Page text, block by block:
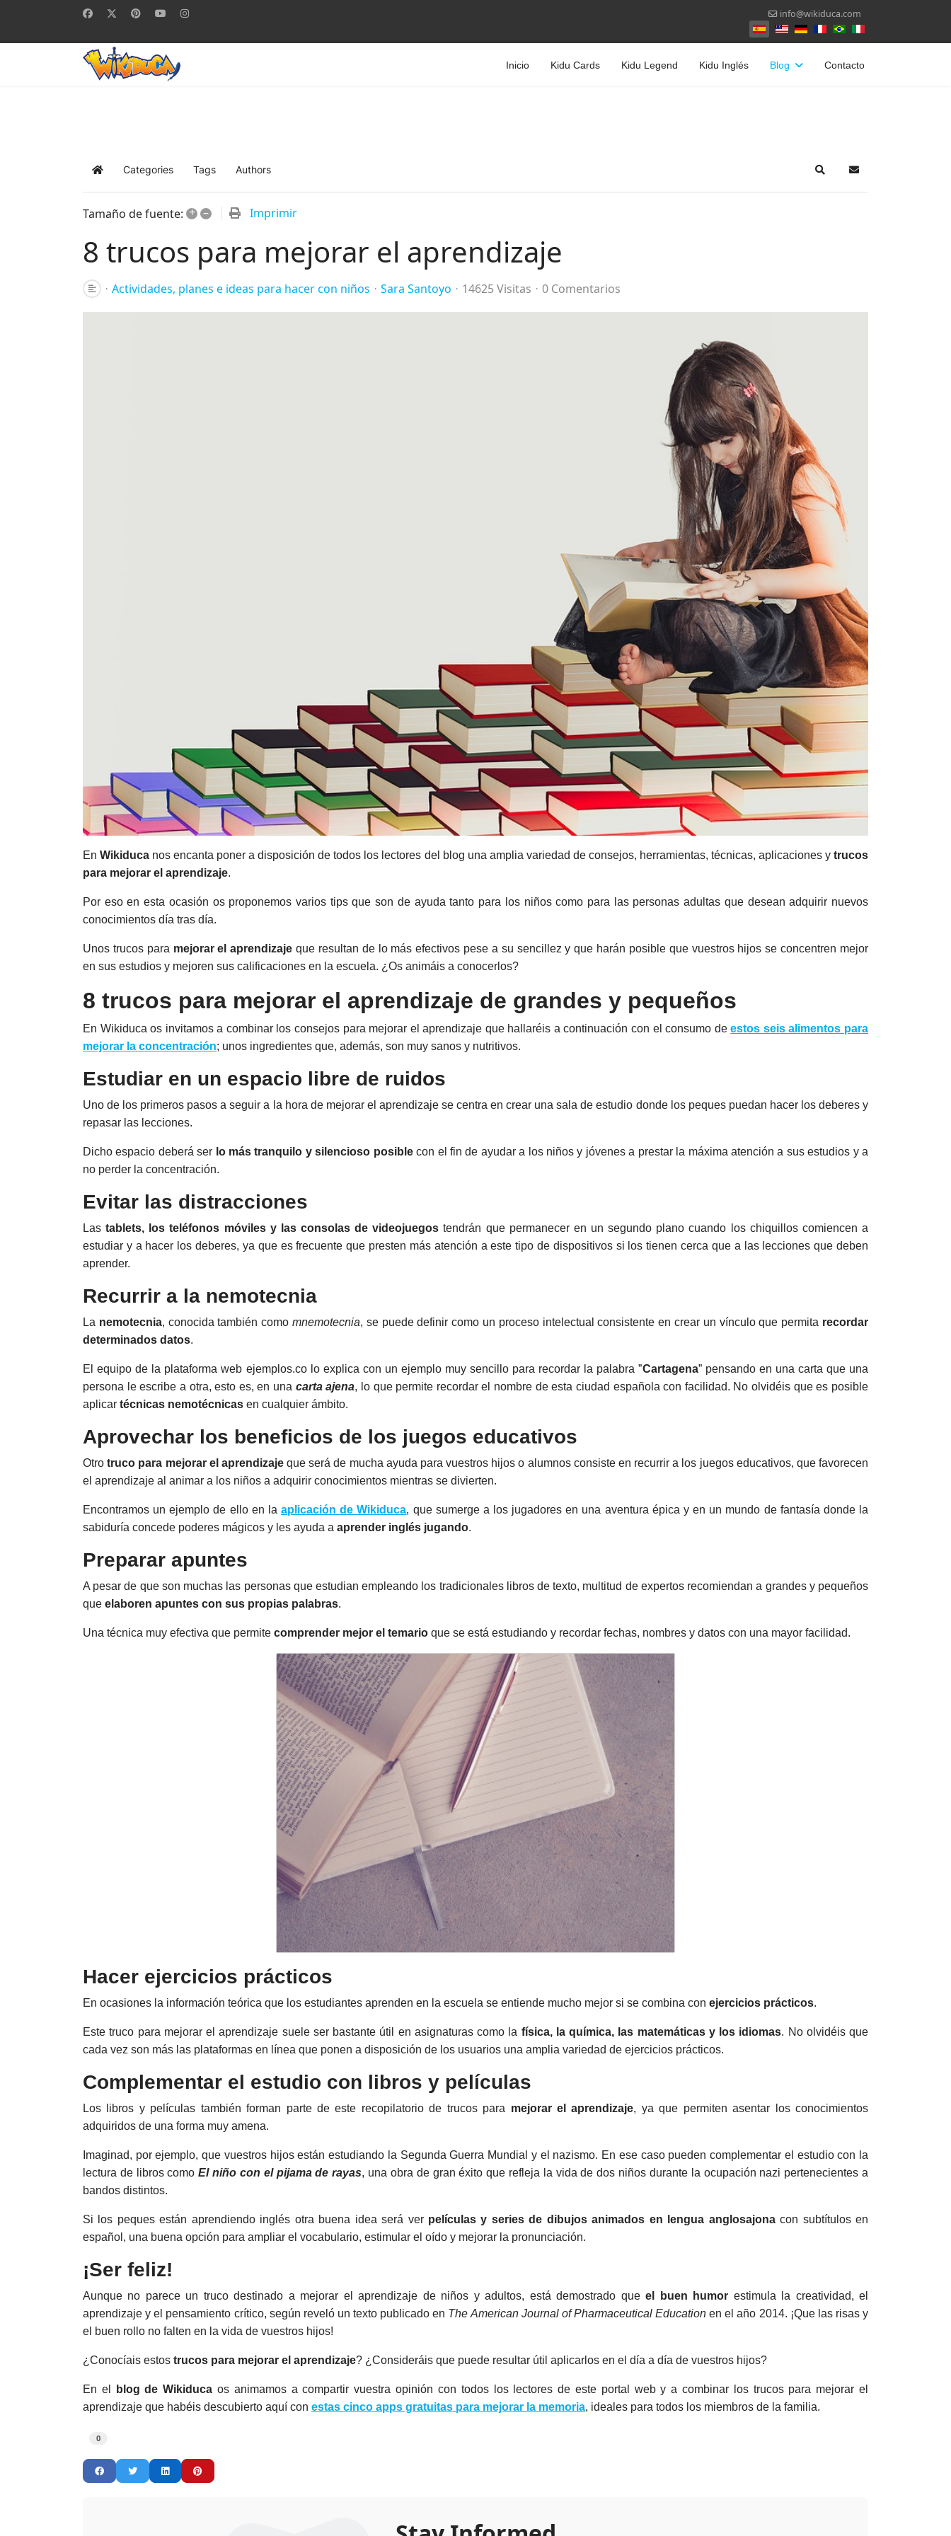
info@wikiduca.com
Seleccione su idioma
Inicio Kidu Cards Kidu Legend Kidu Inglés Blog Contacto
Home Categories Tags Authors SearchSuscribirse a las
Tamaño de fuente: + – Imprimir
8 trucos para mejorar el aprendizaje
Actividades, planes e ideas para hacer con niños Sara Santoyo 14625 Visitas 0 Comentarios
EnWikiduca nos encanta poner a disposición de todos los lectores del blog una amplia variedad de consejos, herramientas, técnicas, aplicaciones ytrucos
para mejorar el aprendizaje.
Por eso en esta ocasión os proponemos varios tips que son de ayuda tanto para los niños como para las personas adultas que desean adquirir nuevos
conocimientos día tras día.
Unos trucos para mejorar el aprendizaje que resultan de lo más efectivos pese a su sencillez y que harán posible que vuestros hijos se concentren mejor
en sus estudios y mejoren sus calificaciones en la escuela. ¿Os animáis a conocerlos?
8 trucos para mejorar el aprendizaje de grandes y pequeños
En Wikiduca os invitamos a combinar los consejos para mejorar el aprendizaje que hallaréis a continuación con el consumo deestos seis alimentos para
mejorar la concentración; unos ingredientes que, además, son muy sanos y nutritivos.
Estudiar en un espacio libre de ruidos
Uno de los primeros pasos a seguir a la hora de mejorar el aprendizaje se centra en crear una sala de estudio donde los peques puedan hacer los deberes y
repasar las lecciones.
Dicho espacio deberá ser lo más tranquilo y silencioso posiblecon el fin de ayudar a los niños y jóvenes a prestar la máxima atención a sus estudios y a
no perder la concentración.
Evitar las distracciones
Lastablets, los teléfonos móviles y las consolas de videojuegos tendrán que permanecer en un segundo plano cuando los chiquillos comiencen a
estudiar y a hacer los deberes, ya que es frecuente que presten más atención a este tipo de dispositivos si los tienen cerca que a las lecciones que deben
aprender.
Recurrir a la nemotecnia
La nemotecnia, conocida también comomnemotecnia, se puede definir como un proceso intelectual consistente en crear un vínculo que permita recordar
determinados datos.
El equipo de la plataforma web ejemplos.co lo explica con un ejemplo muy sencillo para recordar la palabra ”Cartagena” pensando en una carta que una
persona le escribe a otra, esto es, en una carta ajena, lo que permite recordar el nombre de esta ciudad española con facilidad. No olvidéis que es posible
aplicar técnicas nemotécnicas en cualquier ámbito.
Aprovechar los beneficios de los juegos educativos
Otrotruco para mejorar el aprendizajeque será de mucha ayuda para vuestros hijos o alumnos consiste en recurrir a los juegos educativos, que favorecen
el aprendizaje al animar a los niños a adquirir conocimientos mientras se divierten.
Encontramos un ejemplo de ello en laaplicación de Wikiduca, que sumerge a los jugadores en una aventura épica y en un mundo de fantasía donde la
sabiduría concede poderes mágicos y les ayuda a aprender inglés jugando.
Preparar apuntes
A pesar de que son muchas las personas que estudian empleando los tradicionales libros de texto, multitud de expertos recomiendan a grandes y pequeños
que elaboren apuntes con sus propias palabras.
Una técnica muy efectiva que permite comprender mejor el temario que se está estudiando y recordar fechas, nombres y datos con una mayor facilidad.
Hacer ejercicios prácticos
En ocasiones la información teórica que los estudiantes aprenden en la escuela se entiende mucho mejor si se combina con ejercicios prácticos.
Este truco para mejorar el aprendizaje suele ser bastante útil en asignaturas como la física, la química, las matemáticas y los idiomas. No olvidéis que
cada vez son más las plataformas en línea que ponen a disposición de los usuarios una amplia variedad de ejercicios prácticos.
Complementar el estudio con libros y películas
Los libros y películas también forman parte de este recopilatorio de trucos para mejorar el aprendizaje, ya que permiten asentar los conocimientos
adquiridos de una forma muy amena.
Imaginad, por ejemplo, que vuestros hijos están estudiando la Segunda Guerra Mundial y el nazismo. En ese caso pueden complementar el estudio con la
lectura de libros comoEl niño con el pijama de rayas, una obra de gran éxito que refleja la vida de dos niños durante la ocupación nazi pertenecientes a
bandos distintos.
Si los peques están aprendiendo inglés otra buena idea será ver películas y series de dibujos animados en lengua anglosajonacon subtítulos en
español, una buena opción para ampliar el vocabulario, estimular el oído y mejorar la pronunciación.
¡Ser feliz!
Aunque no parece un truco destinado a mejorar el aprendizaje de niños y adultos, está demostrado queel buen humor estimula la creatividad, el
aprendizaje y el pensamiento crítico, según reveló un texto publicado en The American Journal of Pharmaceutical Education en el año 2014. ¡Que las risas y
el buen rollo no falten en la vida de vuestros hijos!
¿Conocíais estos trucos para mejorar el aprendizaje? ¿Consideráis que puede resultar útil aplicarlos en el día a día de vuestros hijos?
En el blog de Wikiduca os animamos a compartir vuestra opinión con todos los lectores de este portal web y a combinar los trucos para mejorar el
aprendizaje que habéis descubierto aquí con estas cinco apps gratuitas para mejorar la memoria, ideales para todos los miembros de la familia.
0